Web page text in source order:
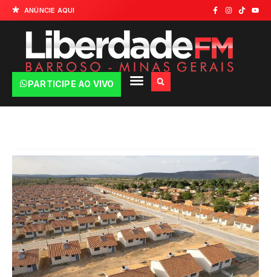
ANÚNCIE AQUI
PARTICIPE AO VIVO